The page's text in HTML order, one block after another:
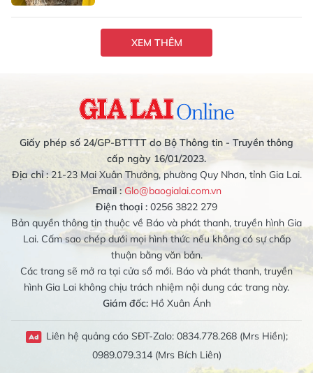
XEM THÊM
Giấy phép số 24/GP-BTTTT do Bộ Thông tin - Truyền thông
cấp ngày 16/01/2023.
Địa chỉ :21-23 Mai Xuân Thưởng, phường Quy Nhơn, tỉnh Gia Lai.
Email : Glo@baogialai.com.vn
Điện thoại : 0256 3822 279
Bản quyền thông tin thuộc về Báo và phát thanh, truyền hình Gia
Lai. Cấm sao chép dưới mọi hình thức nếu không có sự chấp
thuận bằng văn bản.
Các trang sẽ mở ra tại cửa sổ mới. Báo và phát thanh, truyền
hình Gia Lai không chịu trách nhiệm nội dung các trang này.
Giám đốc:Hồ Xuân Ánh
Liên hệ quảng cáo SĐT-Zalo: 0834.778.268 (Mrs Hiền);
0989.079.314 (Mrs Bích Liên)